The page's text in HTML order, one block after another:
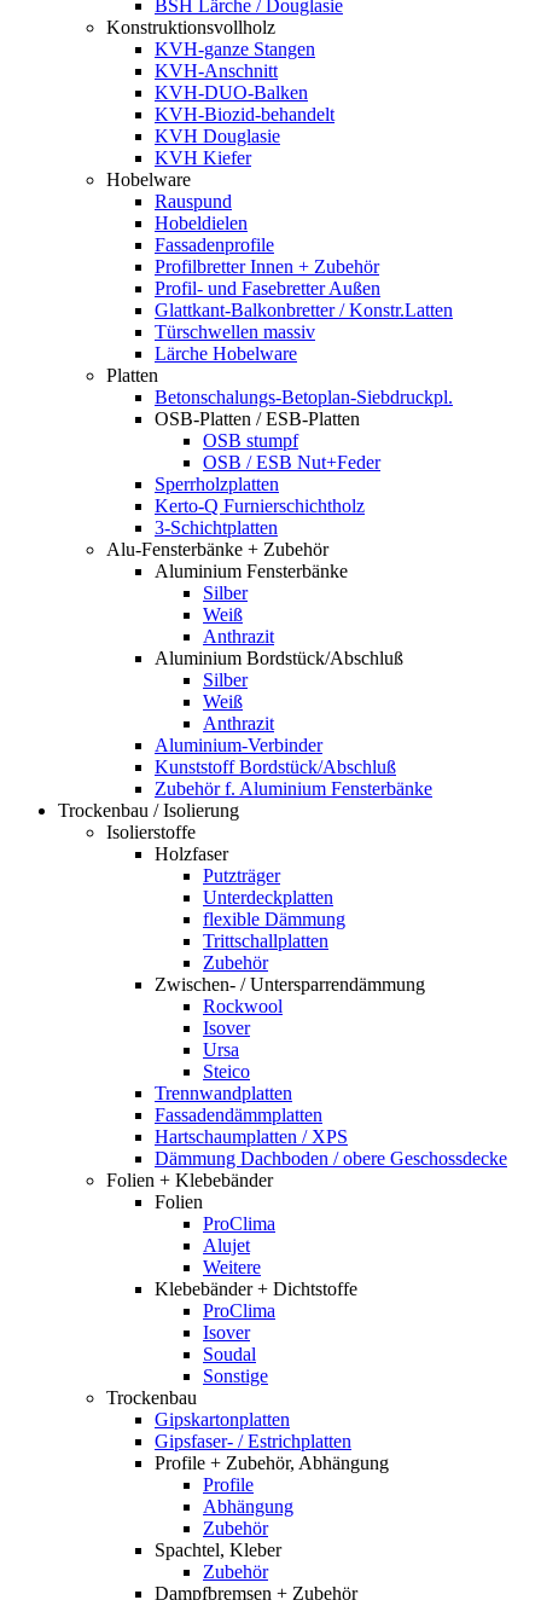
BSH Lärche / Douglasie
Konstruktionsvollholz
KVH-ganze Stangen
KVH-Anschnitt
KVH-DUO-Balken
KVH-Biozid-behandelt
KVH Douglasie
KVH Kiefer
Hobelware
Rauspund
Hobeldielen
Fassadenprofile
Profilbretter Innen + Zubehör
Profil- und Fasebretter Außen
Glattkant-Balkonbretter / Konstr.Latten
Türschwellen massiv
Lärche Hobelware
Platten
Betonschalungs-Betoplan-Siebdruckpl.
OSB-Platten / ESB-Platten
OSB stumpf
OSB / ESB Nut+Feder
Sperrholzplatten
Kerto-Q Furnierschichtholz
3-Schichtplatten
Alu-Fensterbänke + Zubehör
Aluminium Fensterbänke
Silber
Weiß
Anthrazit
Aluminium Bordstück/Abschluß
Silber
Weiß
Anthrazit
Aluminium-Verbinder
Kunststoff Bordstück/Abschluß
Zubehör f. Aluminium Fensterbänke
Trockenbau / Isolierung
Isolierstoffe
Holzfaser
Putzträger
Unterdeckplatten
flexible Dämmung
Trittschallplatten
Zubehör
Zwischen- / Untersparrendämmung
Rockwool
Isover
Ursa
Steico
Trennwandplatten
Fassadendämmplatten
Hartschaumplatten / XPS
Dämmung Dachboden / obere Geschossdecke
Folien + Klebebänder
Folien
ProClima
Alujet
Weitere
Klebebänder + Dichtstoffe
ProClima
Isover
Soudal
Sonstige
Trockenbau
Gipskartonplatten
Gipsfaser- / Estrichplatten
Profile + Zubehör, Abhängung
Profile
Abhängung
Zubehör
Spachtel, Kleber
Zubehör
Dampfbremsen + Zubehör